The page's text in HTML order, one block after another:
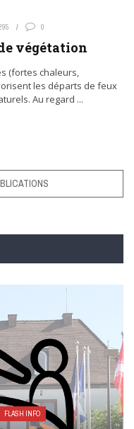
0
végétation
(fortes chaleurs,
les départs de feux
Au regard ...
FLASH INFO